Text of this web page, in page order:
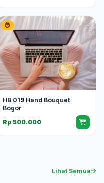
HB 019 Hand Bouquet
Bogor
Rp 500.000
Lihat Semua